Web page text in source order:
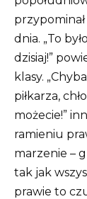
dnia. „To
dzisiaj!”
klasy.
piłkarza,
możecie!”
ramieniu
marzenie –
tak jak
prawie to